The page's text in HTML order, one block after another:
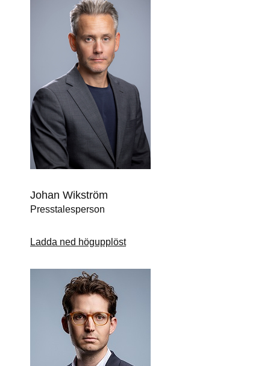
Johan Wikström
Presstalesperson
Ladda ned högupplöst